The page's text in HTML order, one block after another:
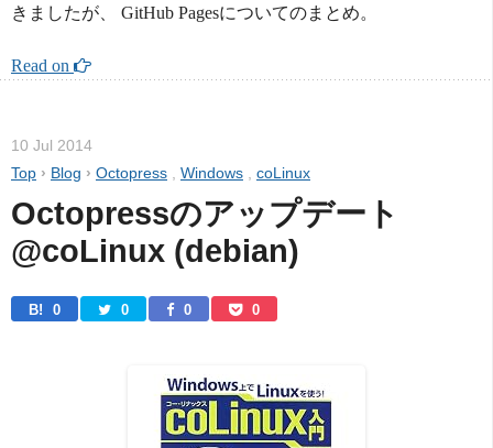
きましたが、 GitHub Pagesについてのまとめ。
Read on
10 Jul 2014
Top › Blog › Octopress Windows coLinux
Octopressのアップデート
@coLinux (debian)
B! 0 0 0 0